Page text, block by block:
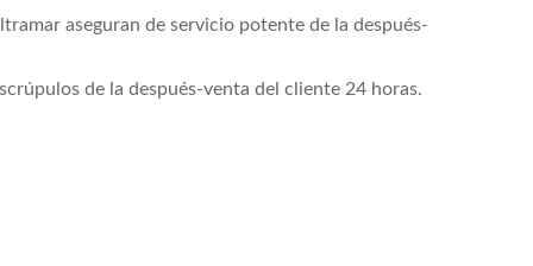
aseguran de servicio potente de la después-
de la después-venta del cliente 24 horas.